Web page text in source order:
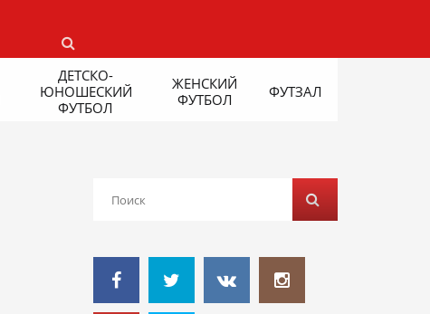
ДЕТСКО-
ЮНОШЕСКИЙ
ФУТБОЛ
ЖЕНСКИЙ
ФУТБОЛ
ФУТЗАЛ